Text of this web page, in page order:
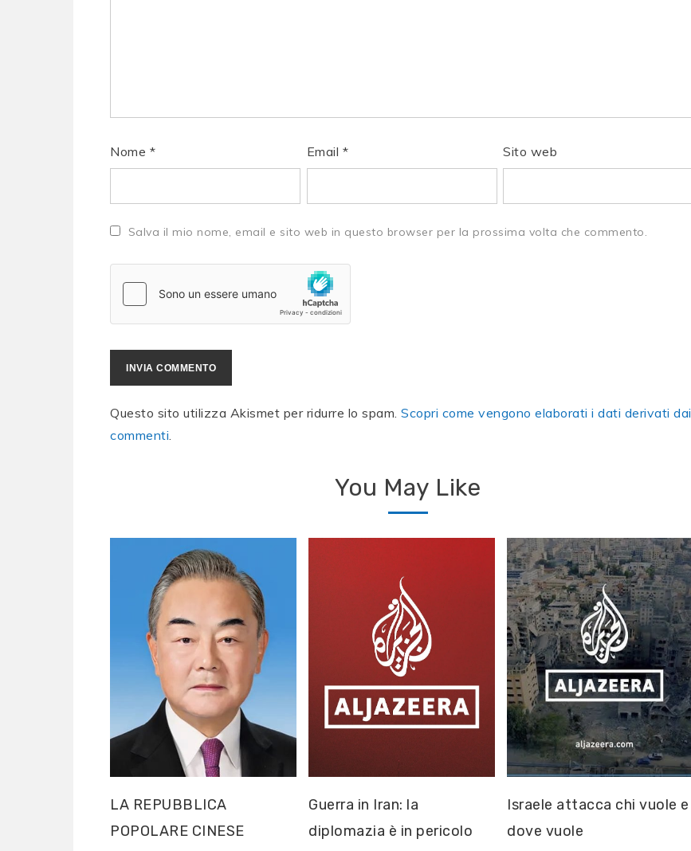
Nome * Email * Sito web
Salva il mio nome, email e sito web in questo browser per la prossima volta che commento.
Questo sito utilizza Akismet per ridurre lo spam.Scopri come vengono elaborati i dati derivati dai
commenti.
You May Like
LA REPUBBLICA
POPOLARE CINESE
Guerra in Iran: la
diplomazia è in pericolo
Israele attacca chi vuole e
dove vuole